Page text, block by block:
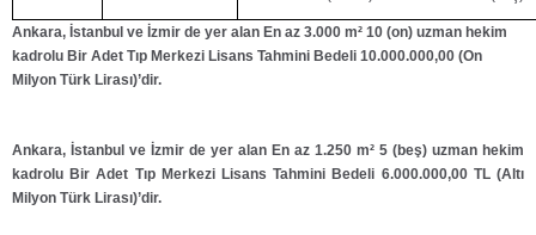
Ankara, İstanbul ve İzmir de yer alan En az 3.000 m² 10 (on) uzman hekim
kadrolu Bir Adet Tıp Merkezi Lisans Tahmini Bedeli 10.000.000,00 (On
Milyon Türk Lirası)’dir.
Ankara, İstanbul ve İzmir de yer alan En az 1.250 m² 5 (beş) uzman hekim
kadrolu Bir Adet Tıp Merkezi Lisans Tahmini Bedeli 6.000.000,00 TL (Altı
Milyon Türk Lirası)’dir.